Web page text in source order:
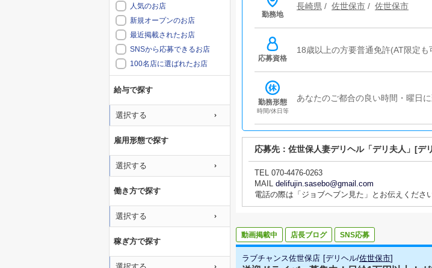
勤務地
長崎県 / 佐世保市 / 佐世保市
応募資格
18歳以上の方要普通免許(AT限定も
勤務形態
時間/休日等
あなたのご都合の良い時間・曜日
応募先： 佐世保人妻デリヘル「デリ夫人」 [デ
TEL 070-4476-0263
MAIL delifujin.sasebo@gmail.com
電話の際は「ジョブヘブン見た」とお伝えください
動画掲載中 店長ブログ SNS応募
ラブチャンス佐世保店 [デリヘル/佐世保市]
人気のお店
新規オープンのお店
最近掲載されたお店
SNSから応募できるお店
100名店に選ばれたお店
給与で探す
選択する
雇用形態で探す
選択する
働き方で探す
選択する
稼ぎ方で探す